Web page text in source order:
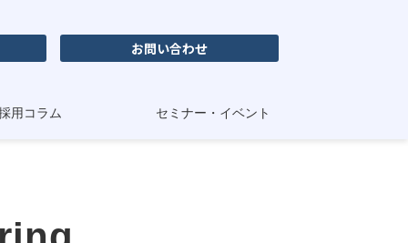
お問い合わせ
用コラム セミナー・イベント